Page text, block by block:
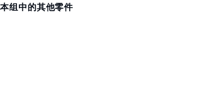
本组中的其他零件